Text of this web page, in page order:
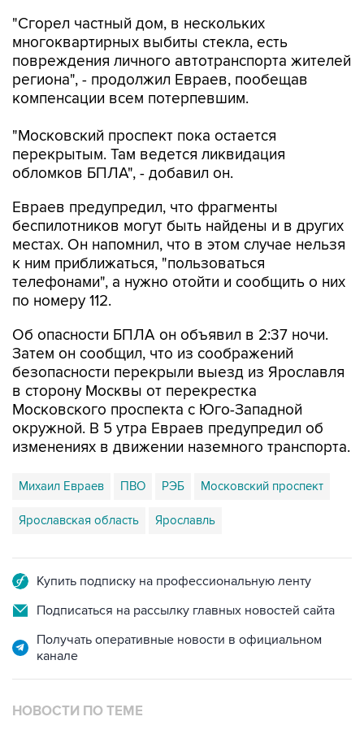
"Сгорел частный дом, в нескольких
многоквартирных выбиты стекла, есть
повреждения личного автотранспорта жителей
региона", - продолжил Евраев, пообещав
компенсации всем потерпевшим.
"Московский проспект пока остается
перекрытым. Там ведется ликвидация
обломков БПЛА", - добавил он.
Евраев предупредил, что фрагменты
беспилотников могут быть найдены и в других
местах. Он напомнил, что в этом случае нельзя
к ним приближаться, "пользоваться
телефонами", а нужно отойти и сообщить о них
по номеру 112.
Об опасности БПЛА он объявил в 2:37 ночи.
Затем он сообщил, что из соображений
безопасности перекрыли выезд из Ярославля
в сторону Москвы от перекрестка
Московского проспекта с Юго-Западной
окружной. В 5 утра Евраев предупредил об
изменениях в движении наземного транспорта.
Михаил Евраев ПВО РЭБ Московский проспект
Ярославская область Ярославль
Купить подписку на профессиональную ленту
Подписаться на рассылку главных новостей сайта
Получать оперативные новости в официальном
канале
НОВОСТИ ПО ТЕМЕ